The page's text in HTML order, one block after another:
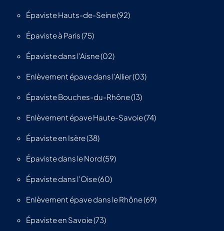
Épaviste Hauts-de-Seine (92)
Épaviste à Paris (75)
Épaviste dans l’Aisne (02)
Enlèvement épave dans l’Allier (03)
Épaviste Bouches-du-Rhône (13)
Enlèvement épave Haute-Savoie (74)
Épaviste en Isère (38)
Épaviste dans le Nord (59)
Épaviste dans l’Oise (60)
Enlèvement épave dans le Rhône (69)
Épaviste en Savoie (73)